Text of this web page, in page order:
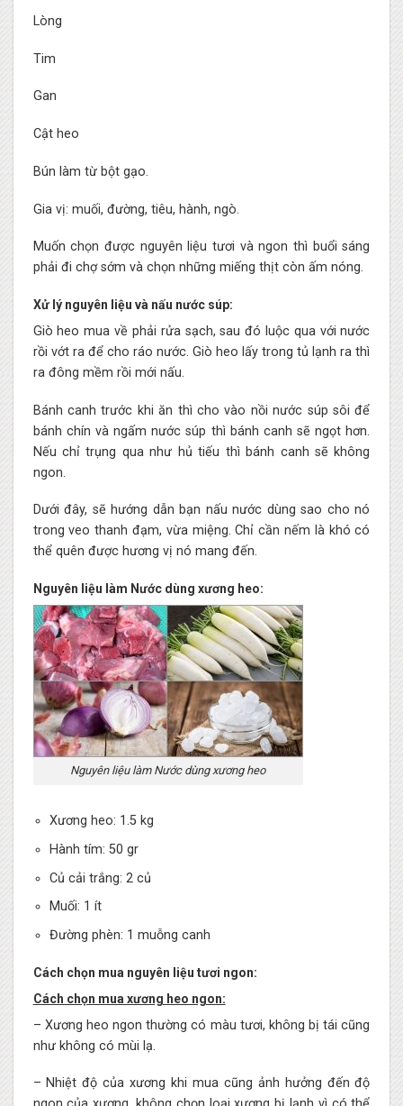
Lòng
Tim
Gan
Cật heo
Bún làm từ bột gạo.
Gia vị: muối, đường, tiêu, hành, ngò.
Muốn chọn được nguyên liệu tươi và ngon thì buổi sáng
phải đi chợ sớm và chọn những miếng thịt còn ấm nóng.
Xử lý nguyên liệu và nấu nước súp:
Giò heo mua về phải rửa sạch, sau đó luộc qua với nước
rồi vớt ra để cho ráo nước. Giò heo lấy trong tủ lạnh ra thì
ra đông mềm rồi mới nấu.
Bánh canh trước khi ăn thì cho vào nồi nước súp sôi để
bánh chín và ngấm nước súp thì bánh canh sẽ ngọt hơn.
Nếu chỉ trụng qua như hủ tiếu thì bánh canh sẽ không
ngon.
Dưới đây, sẽ hướng dẫn bạn nấu nước dùng sao cho nó
trong veo thanh đạm, vừa miệng. Chỉ cần nếm là khó có
thể quên được hương vị nó mang đến.
Nguyên liệu làm Nước dùng xương heo:
Nguyên liệu làm Nước dùng xương heo
Xương heo: 1.5 kg
Hành tím: 50 gr
Củ cải trắng: 2 củ
Muối: 1 ít
Đường phèn: 1 muỗng canh
Cách chọn mua nguyên liệu tươi ngon:
Cách chọn mua xương heo ngon:
– Xương heo ngon thường có màu tươi, không bị tái cũng
như không có mùi lạ.
– Nhiệt độ của xương khi mua cũng ảnh hưởng đến độ